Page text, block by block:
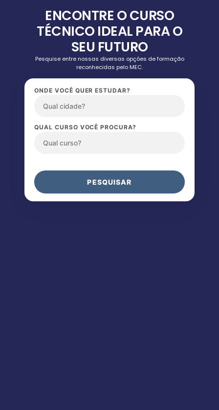
ENCONTRE O CURSO
TÉCNICO IDEAL PARA O
SEU FUTURO
Pesquise entre nossas diversas opções de formação
reconhecidas pelo MEC.
ONDE VOCÊ QUER ESTUDAR?
QUAL CURSO VOCÊ PROCURA?
PESQUISAR